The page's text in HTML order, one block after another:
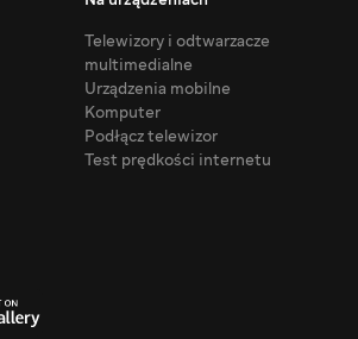
Telewizory i odtwarzacze
multimedialne
Urządzenia mobilne
Komputer
Podłącz telewizor
Test prędkości internetu